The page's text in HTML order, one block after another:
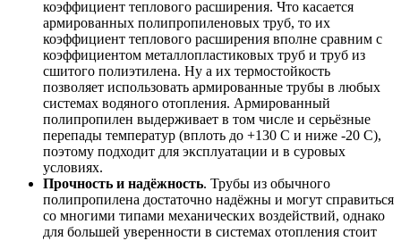
коэффициент теплового расширения. Что касается
армированных полипропиленовых труб, то их
коэффициент теплового расширения вполне сравним с
коэффициентом металлопластиковых труб и труб из
сшитого полиэтилена. Ну а их термостойкость
позволяет использовать армированные трубы в любых
системах водяного отопления. Армированный
полипропилен выдерживает в том числе и серьёзные
перепады температур (вплоть до +130 С и ниже -20 С),
поэтому подходит для эксплуатации и в суровых
условиях.
Прочность и надёжность. Трубы из обычного
полипропилена достаточно надёжны и могут справиться
со многими типами механических воздействий, однако
для большей уверенности в системах отопления стоит